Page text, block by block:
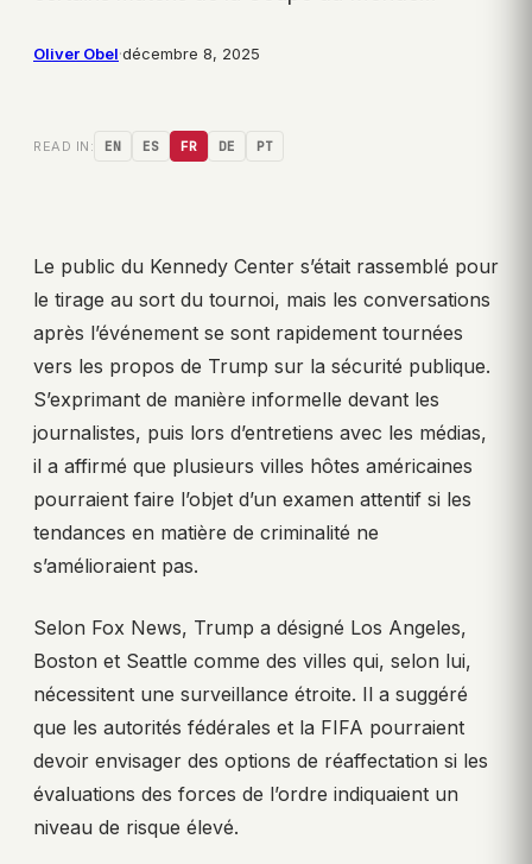
Oliver Obel·décembre 8, 2025
READ IN: EN ES FR DE PT
Le public du Kennedy Center s’était rassemblé pour
le tirage au sort du tournoi, mais les conversations
après l’événement se sont rapidement tournées
vers les propos de Trump sur la sécurité publique.
S’exprimant de manière informelle devant les
journalistes, puis lors d’entretiens avec les médias,
il a affirmé que plusieurs villes hôtes américaines
pourraient faire l’objet d’un examen attentif si les
tendances en matière de criminalité ne
s’amélioraient pas.
Selon Fox News, Trump a désigné Los Angeles,
Boston et Seattle comme des villes qui, selon lui,
nécessitent une surveillance étroite. Il a suggéré
que les autorités fédérales et la FIFA pourraient
devoir envisager des options de réaffectation si les
évaluations des forces de l’ordre indiquaient un
niveau de risque élevé.